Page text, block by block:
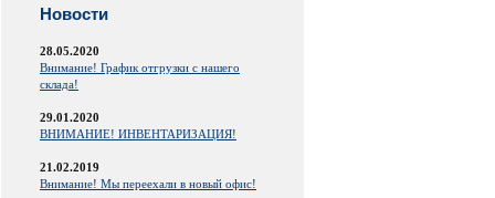
Новости
28.05.2020
Внимание! График отгрузки с нашего
склада!
29.01.2020
ВНИМАНИЕ! ИНВЕНТАРИЗАЦИЯ!
21.02.2019
Внимание! Мы переехали в новый офис!